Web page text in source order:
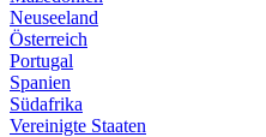
Neuseeland
Österreich
Portugal
Spanien
Südafrika
Vereinigte Staaten